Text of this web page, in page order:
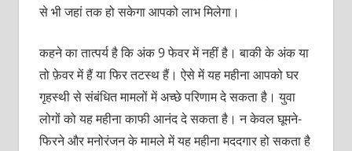
से भी जहां तक हो सकेगा आपको लाभ मिलेगा।
कहने का तात्पर्य है कि अंक 9 फेवर में नहीं है। बाकी के अंक या
तो फ़ेवर में हैं या फिर तटस्‍थ हैं। ऐसे में यह महीना आपको घर
गृहस्थी से संबंधित मामलों में अच्छे परिणाम दे सकता है। युवा
लोगों को यह महीना काफी आनंद दे सकता है। न केवल घूमने-
फिरने और मनोरंजन के मामले में यह महीना मददगार हो सकता है